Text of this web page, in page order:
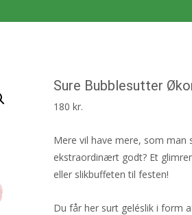
Sure Bubblesutter
180 kr.
Mere vil have mere, som man
ekstraordinært godt? Et
eller slikbuffeten til festen!
Du får her surt geléslik i form